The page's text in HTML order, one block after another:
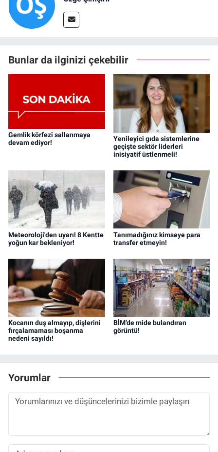
Bunlar da ilginizi çekebilir
Gemlik körfezi sallanmaya
devam ediyor!
Yenileyici gıda sistemlerine
geçişte sektör liderleri
inisiyatif üstlenmeli!
Meteoroloji'den uyarı! 8 Kentte
yoğun kar bekleniyor!
Tanımadığınız kimseye para
transfer etmeyin!
Kocanın duş almayıp, dişlerini
fırçalamaması boşanma
nedeni sayıldı!
BİM’de mide bulandıran
görüntü!
Yorumlar